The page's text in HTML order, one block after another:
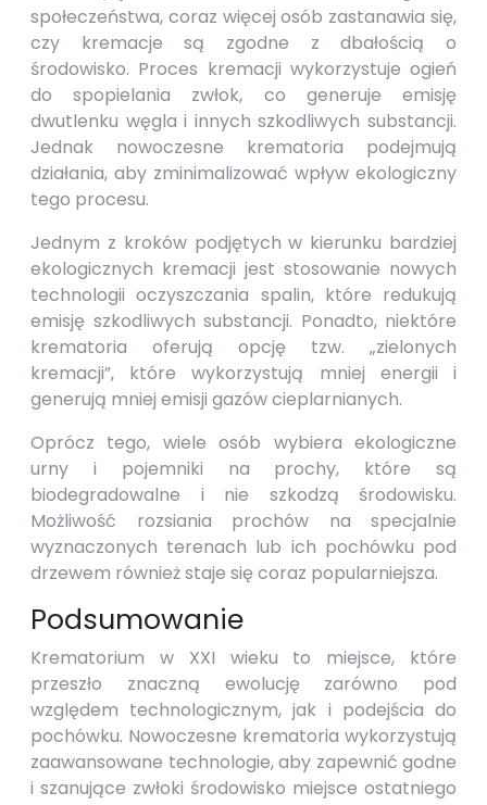
społeczeństwa, coraz więcej osób zastanawia się,
czy kremacje są zgodne z dbałością o
środowisko. Proces kremacji wykorzystuje ogień
do spopielania zwłok, co generuje emisję
dwutlenku węgla i innych szkodliwych substancji.
Jednak nowoczesne krematoria podejmują
działania, aby zminimalizować wpływ ekologiczny
tego procesu.
Jednym z kroków podjętych w kierunku bardziej
ekologicznych kremacji jest stosowanie nowych
technologii oczyszczania spalin, które redukują
emisję szkodliwych substancji. Ponadto, niektóre
krematoria oferują opcję tzw. „zielonych
kremacji”, które wykorzystują mniej energii i
generują mniej emisji gazów cieplarnianych.
Oprócz tego, wiele osób wybiera ekologiczne
urny i pojemniki na prochy, które są
biodegradowalne i nie szkodzą środowisku.
Możliwość rozsiania prochów na specjalnie
wyznaczonych terenach lub ich pochówku pod
drzewem również staje się coraz popularniejsza.
Podsumowanie
Krematorium w XXI wieku to miejsce, które
przeszło znaczną ewolucję zarówno pod
względem technologicznym, jak i podejścia do
pochówku. Nowoczesne krematoria wykorzystują
zaawansowane technologie, aby zapewnić godne
i szanujące zwłoki środowisko miejsce ostatniego